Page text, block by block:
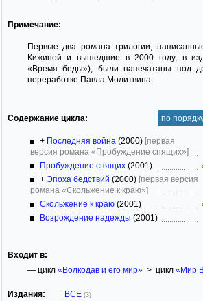
Примечание:
Первые два романа трилогии,
Кижиной и вышедшие в 2000 году, в
«Время беды»), были напечатаны под
переработке Павла Молитвина.
Содержание цикла: по
+ Последняя война (2000) [первая
версия романа «Пробуждение спящих»]
Пробуждение спящих (2001)
+ Эпоха бедствий (2000) [первая версия
романа «Скольжение к краю»]
Скольжение к краю (2001)
Возрождение надежды (2001)
Входит в:
— цикл «Волкодав и его мир»> цикл «Мир
Издания: ВСЕ (3)